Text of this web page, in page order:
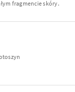
fragmencie skóry.